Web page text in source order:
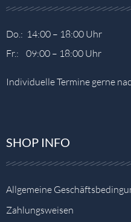
Do.: 14:00 – 18:00 Uhr
Fr.: 09:00 – 18:00 Uhr
Individuelle Termine gerne
SHOP INFO
Allgemeine
Zahlungsweisen